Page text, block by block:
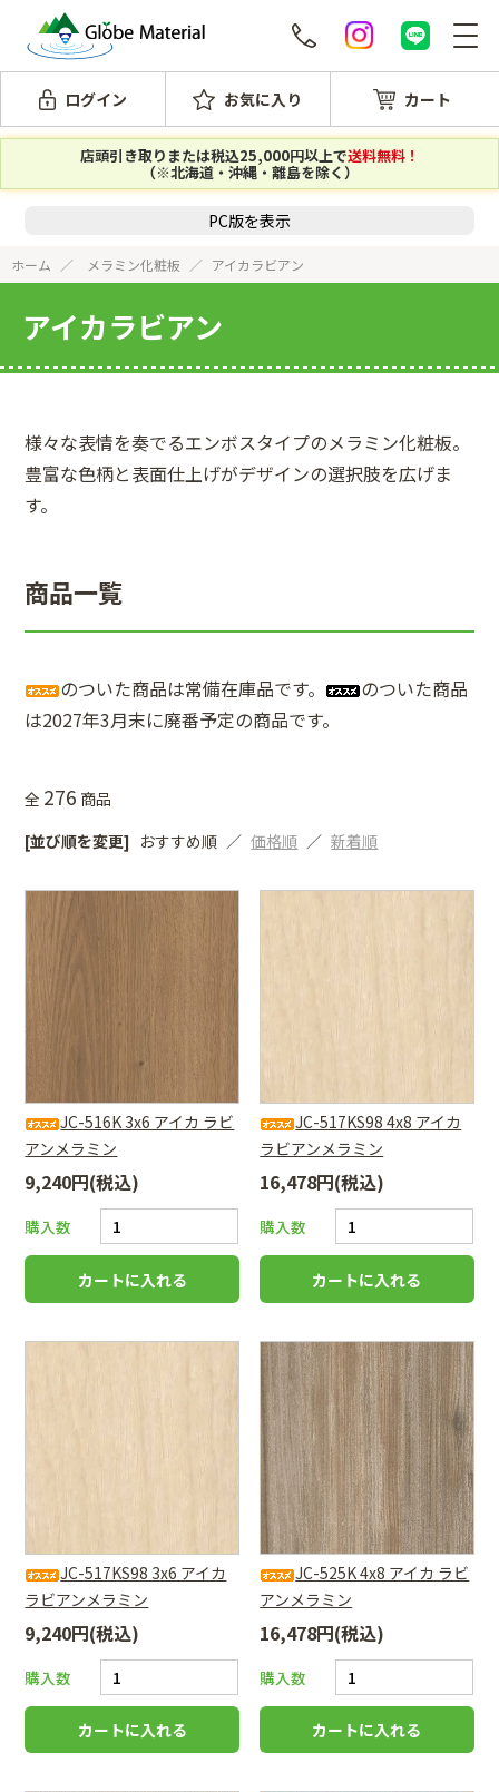
ログイン お気に入り カート
店頭引き取りまたは税込25,000円以上で送料無料！
（※北海道・沖縄・離島を除く）
PC版を表示
ホーム メラミン化粧板 アイカラビアン
アイカラビアン
様々な表情を奏でるエンボスタイプのメラミン化粧板。
豊富な色柄と表面仕上げがデザインの選択肢を広げま
す。
商品一覧
のついた商品は常備在庫品です。
のついた商品
は2027年3月末に廃番予定の商品です。
全 276 商品
[並び順を変更] おすすめ順 価格順 新着順
JC-516K 3x6 アイカ ラビ
アンメラミン
9,240円(税込)
購入数
JC-517KS98 4x8 アイカ
ラビアンメラミン
16,478円(税込)
購入数
JC-517KS98 3x6 アイカ
ラビアンメラミン
9,240円(税込)
購入数
JC-525K 4x8 アイカ ラビ
アンメラミン
16,478円(税込)
購入数